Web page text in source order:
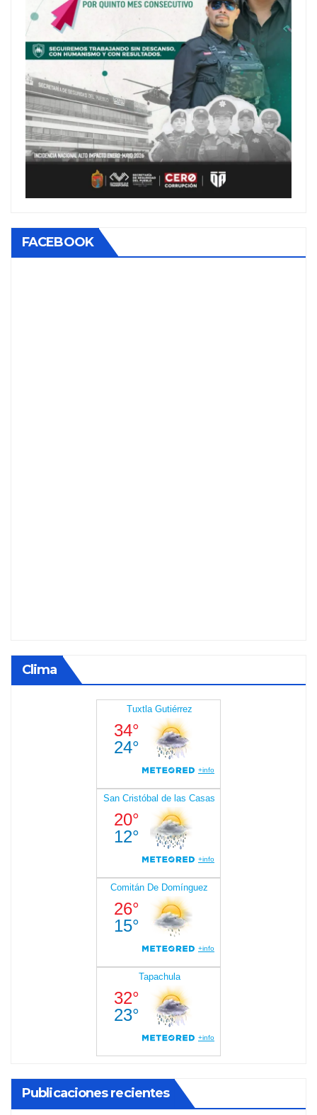
FACEBOOK
Clima
Publicaciones recientes